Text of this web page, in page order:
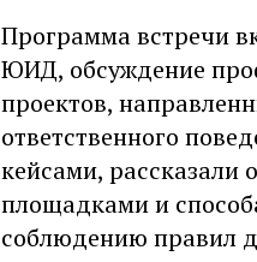
Программа встречи
ЮИД, обсуждение
проектов,
ответственного
кейсами, рассказали
площадками и
соблюдению правил